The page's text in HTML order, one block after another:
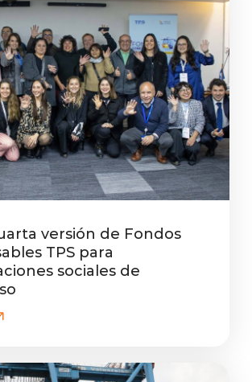
versión de Fondos
TPS para
sociales de